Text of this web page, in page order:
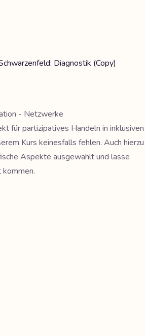
Diagnostik (Copy)
- Netzwerke
für partizipatives Handeln in inklusiven
Kurs keinesfalls fehlen. Auch hierzu
Aspekte ausgewählt und lasse